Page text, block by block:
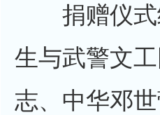
捐赠仪式
生与武警文
志、中华邓